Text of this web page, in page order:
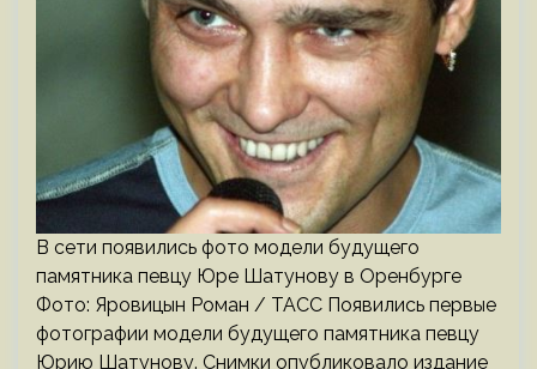
В сети появились фото модели будущего
памятника певцу Юре Шатунову в Оренбурге
Фото: Яровицын Роман / ТАСС Появились первые
фотографии модели будущего памятника певцу
Юрию Шатунову. Снимки опубликовало издание